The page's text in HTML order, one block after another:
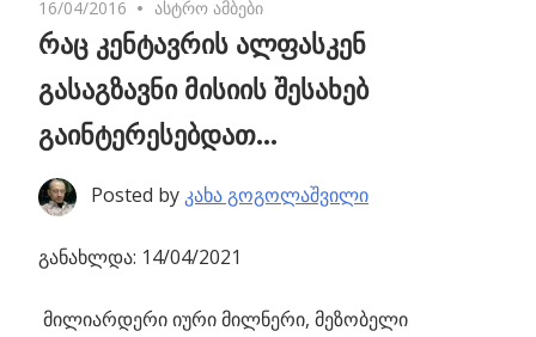
16/04/2016 No comments
ასტრო ამბები
რაც კენტავრის ალფასკენ
გასაგზავნი მისიის შესახებ
გაინტერესებდათ…
Posted by კახა გოგოლაშვილი
განახლდა: 14/04/2021
მილიარდერი იური მილნერი, მეზობელი